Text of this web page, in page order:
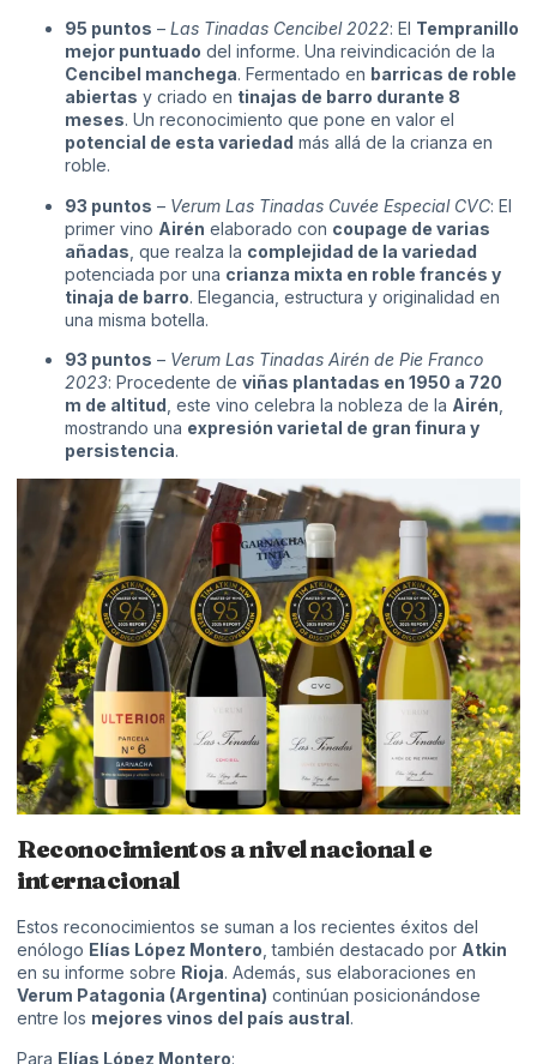
95 puntos – Las Tinadas Cencibel 2022: El Tempranillo
mejor puntuado del informe. Una reivindicación de la
Cencibel manchega. Fermentado en barricas de roble
abiertas y criado en tinajas de barro durante 8
meses. Un reconocimiento que pone en valor el
potencial de esta variedad más allá de la crianza en
roble.
93 puntos – Verum Las Tinadas Cuvée Especial CVC: El
primer vino Airén elaborado con coupage de varias
añadas , que realza la complejidad de la variedad
potenciada por una crianza mixta en roble francés y
tinaja de barro. Elegancia, estructura y originalidad en
una misma botella.
93 puntos – Verum Las Tinadas Airén de Pie Franco
2023: Procedente de viñas plantadas en 1950 a 720
m de altitud , este vino celebra la nobleza de la Airén
mostrando una expresión varietal de gran finura y
persistencia.
Reconocimientos a nivel nacional e
internacional
Estos reconocimientos se suman a los recientes éxitos del
enólogo Elías López Montero, también destacado por Atkin
en su informe sobre Rioja. Además, sus elaboraciones en
Verum Patagonia (Argentina) continúan posicionándose
entre los mejores vinos del país austral.
Para Elías López Montero: